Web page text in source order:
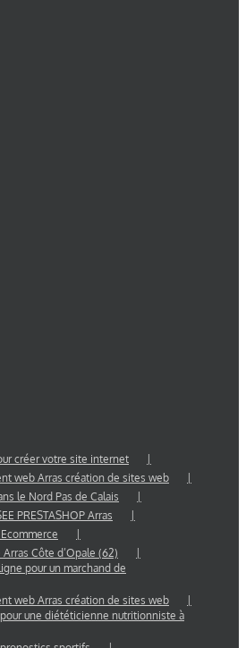
créer votre site internet
web Arras création de sites web
le Nord Pas de Calais
PRESTASHOP Arras
Côte d’Opale (62)
pour un marchand de
web Arras création de sites web
une diététicienne nutritionniste à